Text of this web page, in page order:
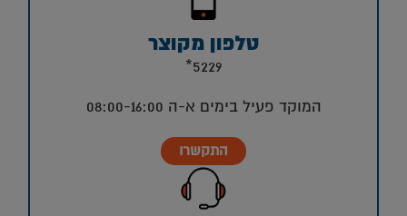
טלפון מקוצר
5229*
המוקד פעיל בימים א-ה 08:00-16:00
התקשרו